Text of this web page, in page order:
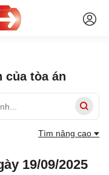
của tòa án
Tìm nâng cao
19/09/2025